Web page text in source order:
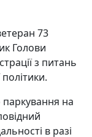
73
Голови
з питань
політики.
на
в разі